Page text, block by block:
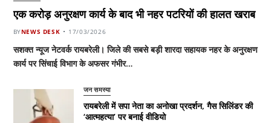
एक करोड़ अनुरक्षण कार्य के बाद भी नहर पटरियों की हालत खराब
BYNEWS DESK 17/03/2026
सशक्त न्यूज नेटवर्क रायबरेली। जिले की सबसे बड़ी शारदा सहायक नहर के अनुरक्षण
कार्य पर सिंचाई विभाग के अफसर गंभीर…
जन समस्या
रायबरेली में सपा नेता का अनोखा प्रदर्शन, गैस सिलिंडर की
‘आत्महत्या’ पर बनाई वीडियो